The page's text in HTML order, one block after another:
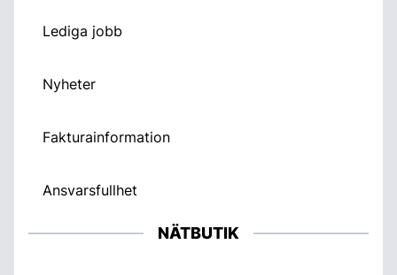
Lediga jobb
Nyheter
Fakturainformation
Ansvarsfullhet
NÄTBUTIK